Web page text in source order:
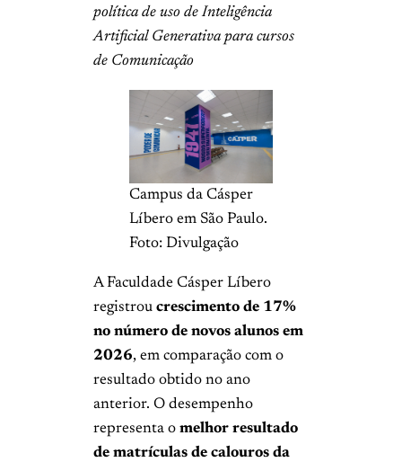
política de uso de Inteligência
Artificial Generativa para cursos
de Comunicação
Campus da Cásper
Líbero em São Paulo.
Foto: Divulgação
A Faculdade Cásper Líbero
registrou crescimento de 17%
no número de novos alunos em
2026, em comparação com o
resultado obtido no ano
anterior. O desempenho
representa o melhor resultado
de matrículas de calouros da